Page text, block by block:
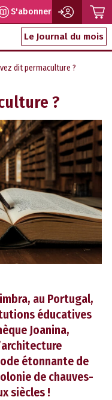
S'abonner
Le Journal du mois
dit permaculture ?
?
au Portugal,
éducatives
Joanina,
étonnante de
de chauves-
siècles !